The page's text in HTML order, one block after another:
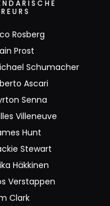
Rosberg
Prost
Schumacher
Ascari
Senna
Villeneuve
Hunt
Stewart
Häkkinen
Verstappen
Clark